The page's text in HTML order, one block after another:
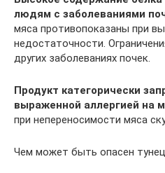
людям с заболеваниями
мяса противопоказаны при
недостаточности.
других заболеваниях почек.
Продукт категорически
выраженной аллергией на
при непереносимости мяса
Чем может быть опасен